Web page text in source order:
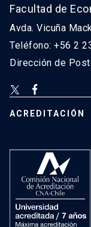
Facultad de
Avda. Vicuña
Teléfono: +56 2
Dirección de
ACREDITACIÓN